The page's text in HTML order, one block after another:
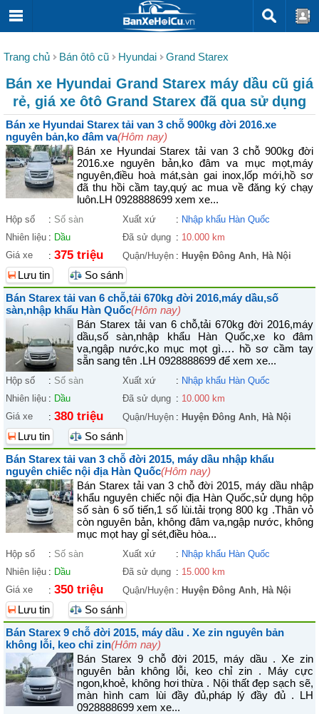
Trang chủ Bán ôtô cũ Hyundai Grand Starex
Bán xe Hyundai Grand Starex máy dầu cũ giá
rẻ, giá xe ôtô Grand Starex đã qua sử dụng
Bán xe Hyundai Starex tải van 3 chỗ 900kg đời 2016.xe
nguyên bản,ko đâm va(Hôm nay)
Bán xe Hyundai Starex tải van 3 chỗ 900kg đời
2016.xe nguyên bản,ko đâm va mục mọt,máy
nguyên,điều hoà mát,sàn gai inox,lốp mới,hồ sơ
đã thu hồi cầm tay,quý ac mua về đăng ký chạy
luôn.LH 0928888699 xem xe...
Hộp số : Số sàn Xuất xứ : Nhập khẩu Hàn Quốc
Nhiên liệu : Dầu Đã sử dụng : 10.000 km
Giá xe
: 375 triệu Quận/Huyện : Huyện Đông Anh, Hà Nội
Lưu tin
So sánh
Bán Starex tải van 6 chỗ,tải 670kg đời 2016,máy dầu,số
sàn,nhập khẩu Hàn Quốc(Hôm nay)
Bán Starex tải van 6 chỗ,tải 670kg đời 2016,máy
dầu,số sàn,nhập khẩu Hàn Quốc,xe ko đâm
va,ngập nước,ko mục mọt gì…. hồ sơ cầm tay
sẵn sang tên .LH 0928888699 để xem xe...
Hộp số : Số sàn Xuất xứ : Nhập khẩu Hàn Quốc
Nhiên liệu : Dầu Đã sử dụng : 10.000 km
Giá xe
: 380 triệu Quận/Huyện : Huyện Đông Anh, Hà Nội
Lưu tin
So sánh
Bán Starex tải van 3 chỗ đời 2015, máy dầu nhập khẩu
nguyên chiếc nội địa Hàn Quốc(Hôm nay)
Bán Starex tải van 3 chỗ đời 2015, máy dầu nhập
khẩu nguyên chiếc nội địa Hàn Quốc,sử dụng hộp
số sàn 6 số tiến,1 số lùi.tải trọng 800 kg .Thân vỏ
còn nguyên bản, không đâm va,ngập nước, không
mục mọt hay gỉ sét,điều hòa...
Hộp số : Số sàn Xuất xứ : Nhập khẩu Hàn Quốc
Nhiên liệu : Dầu Đã sử dụng : 15.000 km
Giá xe
: 350 triệu Quận/Huyện : Huyện Đông Anh, Hà Nội
Lưu tin
So sánh
Bán Starex 9 chỗ đời 2015, máy dầu . Xe zin nguyên bản
không lỗi, keo chỉ zin(Hôm nay)
Bán Starex 9 chỗ đời 2015, máy dầu . Xe zin
nguyên bản không lỗi, keo chỉ zin . Máy cực
ngon,khoẻ, không hơi thừa . Nội thất đẹp sạch sẽ,
màn hình cam lùi đầy đủ,pháp lý đầy đủ . LH
0928888699 xem xe...